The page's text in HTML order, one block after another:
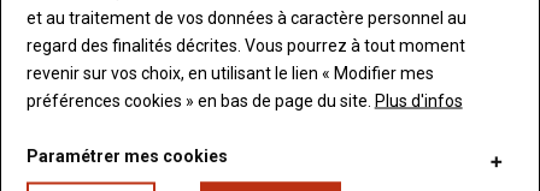
Pour prendre en charge cette douleur, et éviter que les veaux
souffrent, il est recommandé de coupler l’administration d’un
anesthésiant, pour la douleur immédiate, et d’unanti-
inflammatoire non stéroïdien, pour la douleur différée. Les
l’écornage des veaux, pour garantir leur efficacité.
vaches allaitantes, jeunes bovins et broutards. Elle appelle…
et au traitement de vos données à caractère personnel au
regard des finalités décrites. Vous pourrez à tout moment
revenir sur vos choix, en utilisant le lien « Modifier mes
préférences cookies » en bas de page du site. Plus d'infos
Paramétrer mes cookies